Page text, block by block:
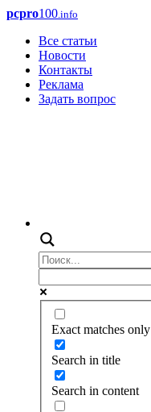
pcpro100.info
Все статьи
Новости
Контакты
Реклама
Задать вопрос
Exact matches only
Search in title
Search in content